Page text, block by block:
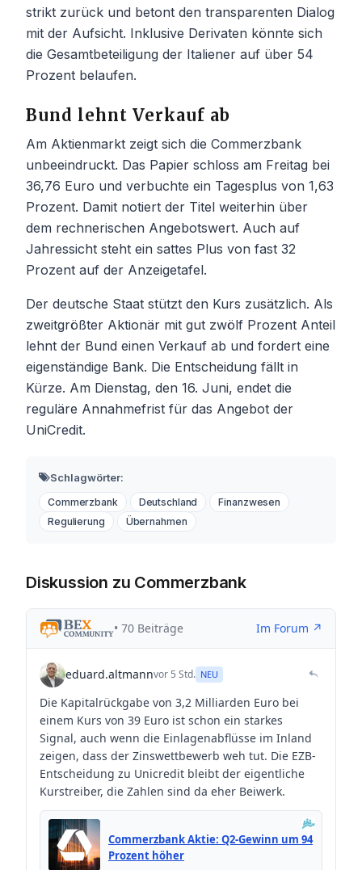
strikt zurück und betont den transparenten Dialog
mit der Aufsicht. Inklusive Derivaten könnte sich
die Gesamtbeteiligung der Italiener auf über 54
Prozent belaufen.
Bund lehnt Verkauf ab
Am Aktienmarkt zeigt sich die Commerzbank
unbeeindruckt. Das Papier schloss am Freitag bei
36,76 Euro und verbuchte ein Tagesplus von 1,63
Prozent. Damit notiert der Titel weiterhin über
dem rechnerischen Angebotswert. Auch auf
Jahressicht steht ein sattes Plus von fast 32
Prozent auf der Anzeigetafel.
Der deutsche Staat stützt den Kurs zusätzlich. Als
zweitgrößter Aktionär mit gut zwölf Prozent Anteil
lehnt der Bund einen Verkauf ab und fordert eine
eigenständige Bank. Die Entscheidung fällt in
Kürze. Am Dienstag, den 16. Juni, endet die
reguläre Annahmefrist für das Angebot der
UniCredit.
Schlagwörter:
Commerzbank Deutschland
Finanzwesen
Regulierung
Übernahmen
Diskussion zu Commerzbank